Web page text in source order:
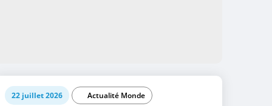
22 juillet 2026
Actualité Monde